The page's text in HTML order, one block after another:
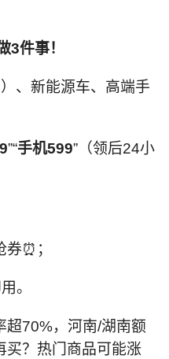
件事！
、新能源车、高端手
”“手机599”（领后24小
⏰；
。
超70%，河南/湖南额
买？热门商品可能涨